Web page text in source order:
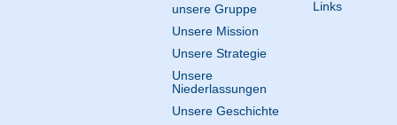
unsere Gruppe
Unsere Mission
Unsere Strategie
Unsere
Niederlassungen
Unsere Geschichte
Links